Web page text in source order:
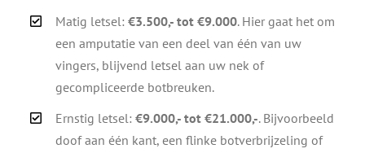
Matig letsel:€3.500,- tot €9.000. Hier gaat het om
een amputatie van een deel van één van uw
vingers, blijvend letsel aan uw nek of
gecompliceerde botbreuken.
Ernstig letsel:€9.000,- tot €21.000,-. Bijvoorbeeld
doof aan één kant, een flinke botverbrijzeling of